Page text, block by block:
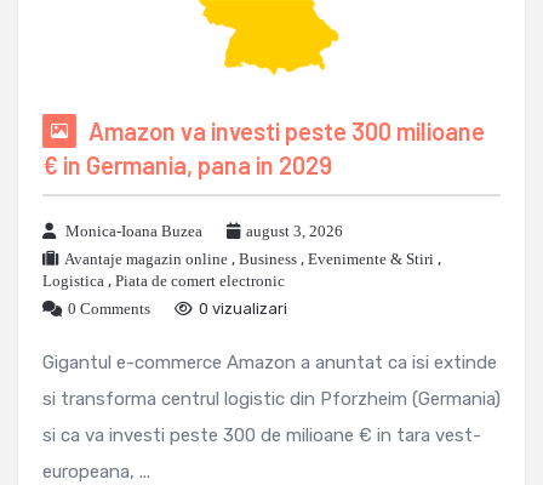
Amazon va investi peste 300 milioane
€ in Germania, pana in 2029
Monica-Ioana Buzea
august 3, 2026
Avantaje magazin online , Business , Evenimente & Stiri ,
Logistica , Piata de comert electronic
0 Comments
0 vizualizari
Gigantul e-commerce Amazon a anuntat ca isi extinde
si transforma centrul logistic din Pforzheim (Germania)
si ca va investi peste 300 de milioane € in tara vest-
europeana, ...